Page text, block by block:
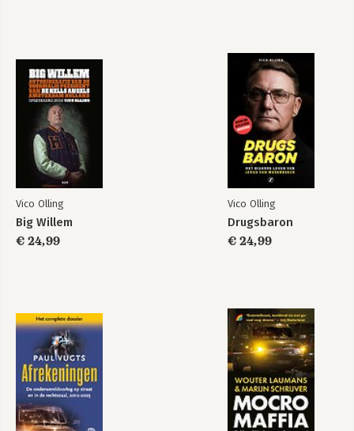
Bloedgabbers
Bekijk alle boeken
Vico Olling
Big Willem
€ 24,99
Vico Olling
Drugsbaron
€ 24,99